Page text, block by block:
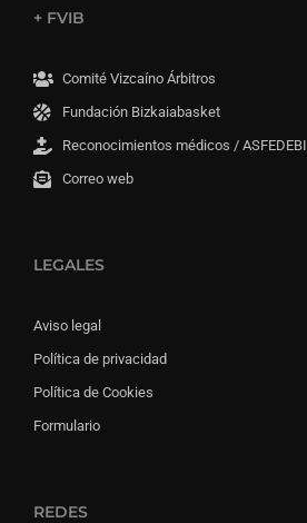
+ FVIB
Comité Vizcaíno Árbitros
Fundación Bizkaiabasket
Reconocimientos médicos / ASFEDEBI
Correo web
LEGALES
Aviso legal
Política de privacidad
Política de Cookies
Formulario
REDES